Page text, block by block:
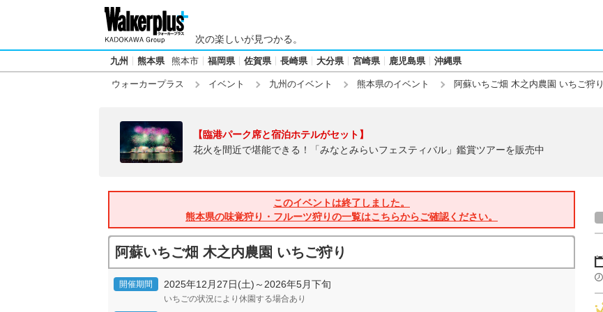
次の楽しいが見つかる。
九州 熊本県 熊本市 福岡県 佐賀県 長崎県 大分県 宮崎県 鹿児島県 沖縄県
ウォーカープラス イベント 九州のイベント 熊本県のイベント 阿蘇いちご畑 木之内農園 いちご狩り
【臨港パーク席と宿泊ホテルがセット】
花火を間近で堪能できる！「みなとみらいフェスティバル」鑑賞ツアーを販売中
このイベントは終了しました。
熊本県の味覚狩り・フルーツ狩りの一覧はこちらからご確認ください。
阿蘇いちご畑 木之内農園 いちご狩り
開催期間 2025年12月27日(土)～2026年5月下旬
いちごの状況により休園する場合あり